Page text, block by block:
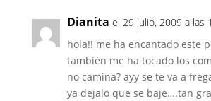
Dianita el 29 julio, 2009 a las
hola!! me ha encantado este
también me ha tocado los
no camina? ayy se te va a
ya dejalo que se baje….tan